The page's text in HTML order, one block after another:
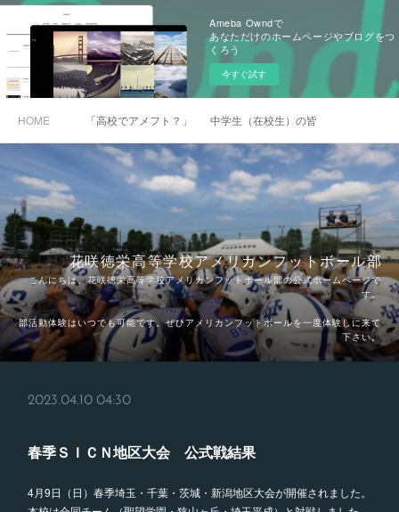
Ameba Owndで
あなただけのホームページやブログをつ
くろう
今すぐ試す
HOME 「高校でアメフト？」 中学生（在校生）の皆さんへ
花咲徳栄高等学校アメリカンフットボール部
こんにちは、花咲徳栄高等学校アメリカンフットボール部の公式ホームページで
す。
部活動体験はいつでも可能です。ぜひアメリカンフットボールを一度体験しに来て
下さい。
2023.04.10 04:30
春季ＳＩＣＮ地区大会 公式戦結果
4月9日（日）春季埼玉・千葉・茨城・新潟地区大会が開催されました。